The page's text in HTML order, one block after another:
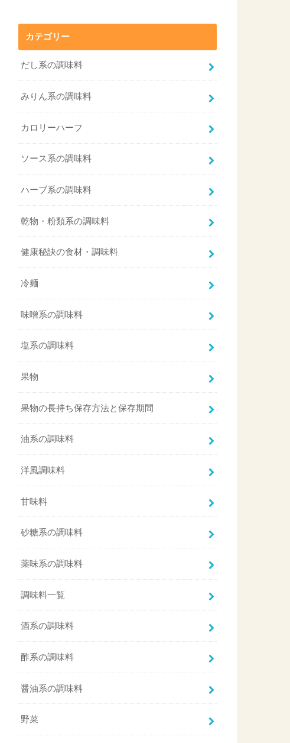
カテゴリー
だし系の調味料
みりん系の調味料
カロリーハーフ
ソース系の調味料
ハーブ系の調味料
乾物・粉類系の調味料
健康秘訣の食材・調味料
冷麺
味噌系の調味料
塩系の調味料
果物
果物の長持ち保存方法と保存期間
油系の調味料
洋風調味料
甘味料
砂糖系の調味料
薬味系の調味料
調味料一覧
酒系の調味料
酢系の調味料
醤油系の調味料
野菜